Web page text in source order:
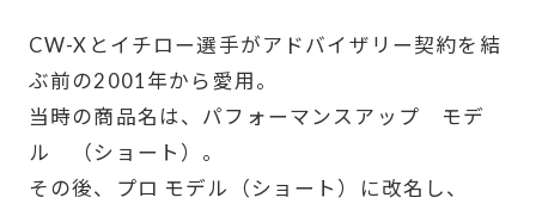
CW-Xとイチロー選手がアドバイザリー契約を結
ぶ前の2001年から愛用。
当時の商品名は、パフォーマンスアップ モデ
ル （ショート）。
その後、プロ モデル（ショート）に改名し、